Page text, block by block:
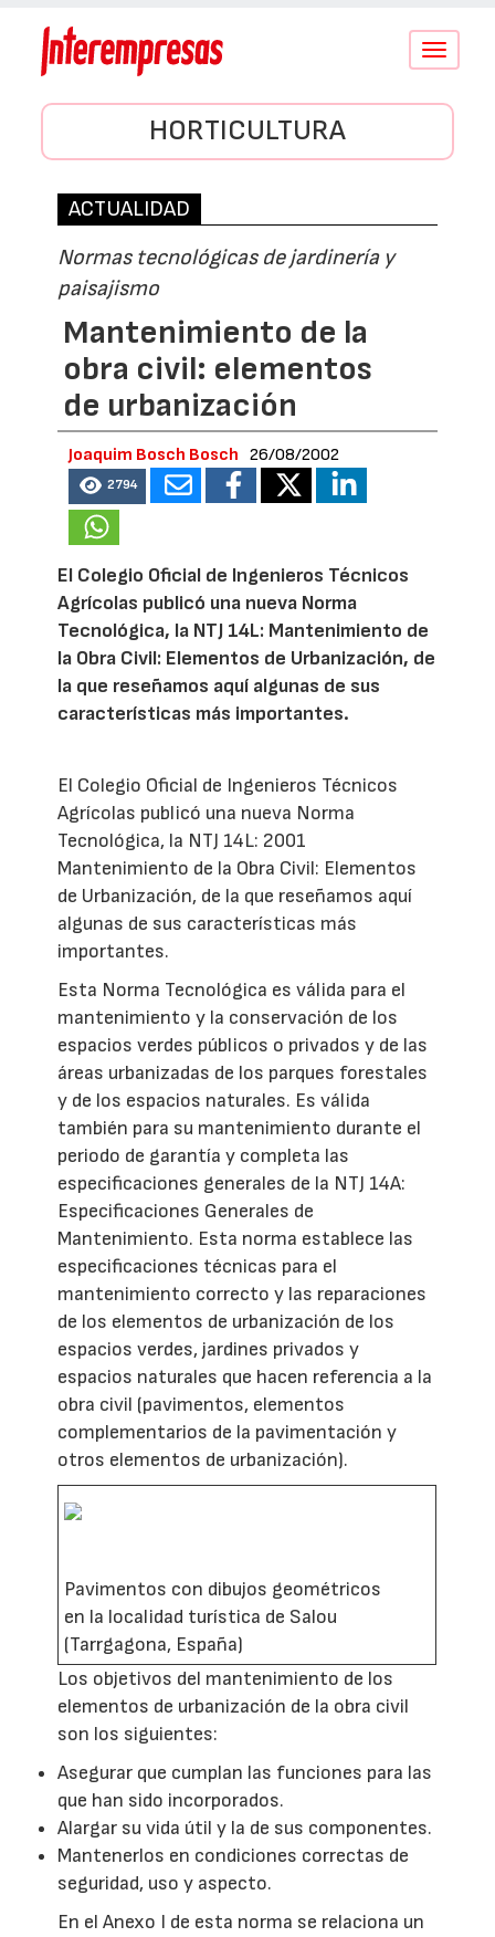
Conmutar
HORTICULTURA
ACTUALIDAD
Normas tecnológicas de jardinería y
paisajismo
Mantenimiento de la
obra civil: elementos
de urbanización
Joaquim Bosch Bosch 26/08/2002
2794
El Colegio Oficial de Ingenieros Técnicos
Agrícolas publicó una nueva Norma
Tecnológica, la NTJ 14L: Mantenimiento de
la Obra Civil: Elementos de Urbanización, de
la que reseñamos aquí algunas de sus
características más importantes.
El Colegio Oficial de Ingenieros Técnicos
Agrícolas publicó una nueva Norma
Tecnológica, la NTJ 14L: 2001
Mantenimiento de la Obra Civil: Elementos
de Urbanización, de la que reseñamos aquí
algunas de sus características más
importantes.
Esta Norma Tecnológica es válida para el
mantenimiento y la conservación de los
espacios verdes públicos o privados y de las
áreas urbanizadas de los parques forestales
y de los espacios naturales. Es válida
también para su mantenimiento durante el
periodo de garantía y completa las
especificaciones generales de la NTJ 14A:
Especificaciones Generales de
Mantenimiento. Esta norma establece las
especificaciones técnicas para el
mantenimiento correcto y las reparaciones
de los elementos de urbanización de los
espacios verdes, jardines privados y
espacios naturales que hacen referencia a la
obra civil (pavimentos, elementos
complementarios de la pavimentación y
otros elementos de urbanización).
Pavimentos con dibujos geométricos
en la localidad turística de Salou
(Tarrgagona, España)
Los objetivos del mantenimiento de los
elementos de urbanización de la obra civil
son los siguientes:
Asegurar que cumplan las funciones para las
que han sido incorporados.
Alargar su vida útil y la de sus componentes.
Mantenerlos en condiciones correctas de
seguridad, uso y aspecto.
En el Anexo I de esta norma se relaciona un